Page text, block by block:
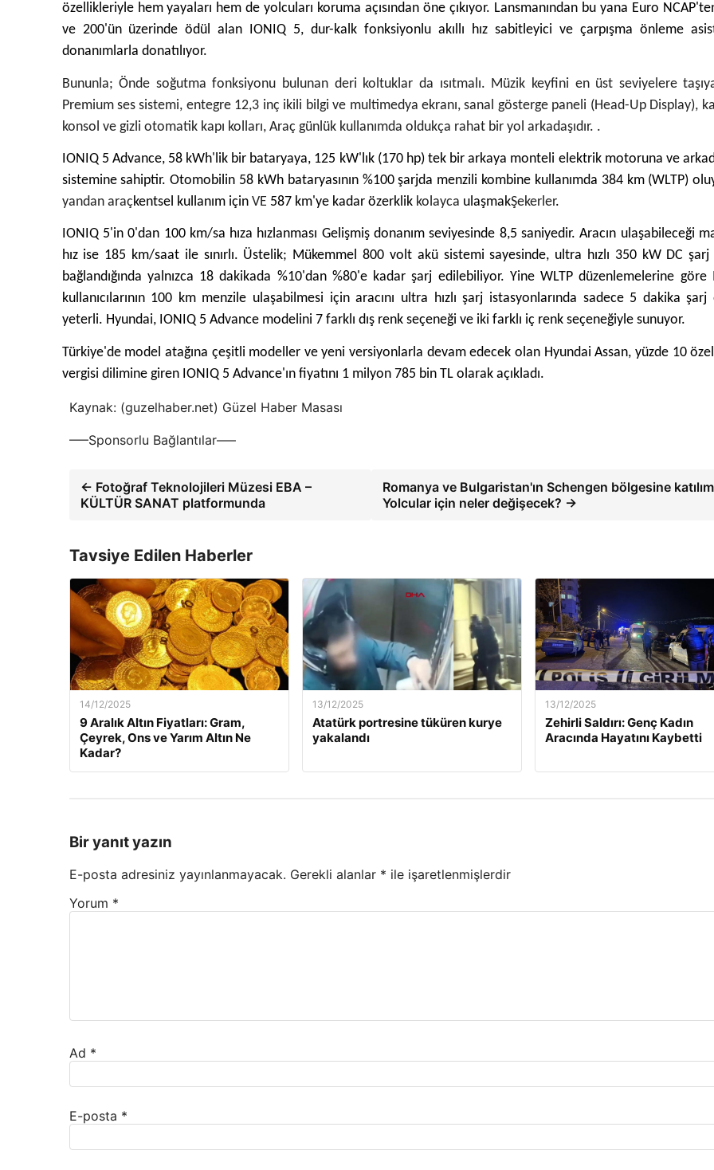
özellikleriyle hem yayaları hem de yolcuları koruma açısından öne çıkıyor. Lansmanından bu yana Euro
ve 200'ün üzerinde ödül alan IONIQ 5, dur-kalk fonksiyonlu akıllı hız sabitleyici ve çarpışma önleme
donanımlarla donatılıyor.
Bununla; Önde soğutma fonksiyonu bulunan deri koltuklar da ısıtmalı. Müzik keyfini en üst seviyelere
Premium ses sistemi, entegre 12,3 inç ikili bilgi ve multimedya ekranı, sanal gösterge paneli (Head-Up Display),
konsol ve gizli otomatik kapı kolları, Araç günlük kullanımda oldukça rahat bir yol arkadaşıdır. .
IONIQ 5 Advance, 58 kWh'lik bir bataryaya, 125 kW'lık (170 hp) tek bir arkaya monteli elektrik motoruna ve
sistemine sahiptir. Otomobilin 58 kWh bataryasının %100 şarjda menzili kombine kullanımda 384 km (WLTP)
yandan araçkentsel kullanım için VE 587 km'ye kadar özerklik kolayca ulaşmakŞekerler.
IONIQ 5'in 0'dan 100 km/sa hıza hızlanması Gelişmiş donanım seviyesinde 8,5 saniyedir. Aracın ulaşabileceği
hız ise 185 km/saat ile sınırlı. Üstelik; Mükemmel 800 volt akü sistemi sayesinde, ultra hızlı 350 kW DC şarj
bağlandığında yalnızca 18 dakikada %10'dan %80'e kadar şarj edilebiliyor. Yine WLTP düzenlemelerine göre
kullanıcılarının 100 km menzile ulaşabilmesi için aracını ultra hızlı şarj istasyonlarında sadece 5 dakika
yeterli. Hyundai, IONIQ 5 Advance modelini 7 farklı dış renk seçeneği ve iki farklı iç renk seçeneğiyle sunuyor.
Türkiye'de model atağına çeşitli modeller ve yeni versiyonlarla devam edecek olan Hyundai Assan, yüzde 10
vergisi dilimine giren IONIQ 5 Advance'ın fiyatını 1 milyon 785 bin TL olarak açıkladı.
Kaynak: (guzelhaber.net) Güzel Haber Masası
—–Sponsorlu Bağlantılar—–
← Fotoğraf Teknolojileri Müzesi EBA –
KÜLTÜR SANAT platformunda
Romanya ve Bulgaristan'ın Schengen bölgesine
Yolcular için neler değişecek? →
Tavsiye Edilen Haberler
14/12/2025
9 Aralık Altın Fiyatları: Gram,
Çeyrek, Ons ve Yarım Altın Ne
Kadar?
13/12/2025
Atatürk portresine tüküren kurye
yakalandı
13/12/2025
Zehirli Saldırı: Genç Kadın
Aracında Hayatını Kaybetti
Bir yanıt yazın
E-posta adresiniz yayınlanmayacak. Gerekli alanlar * ile işaretlenmişlerdir
Yorum *
Ad *
E-posta *